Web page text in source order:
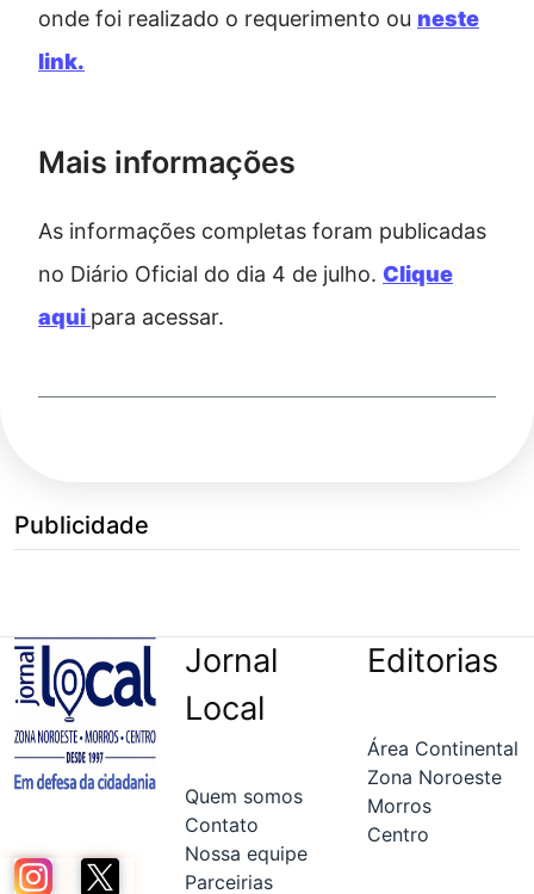
onde foi realizado o requerimento ou neste
link.
Mais informações
As informações completas foram publicadas
no Diário Oficial do dia 4 de julho. Clique
aqui para acessar.
Publicidade
Jornal
Local
Quem somos
Contato
Nossa equipe
Parceirias
Editorias
Área Continental
Zona Noroeste
Morros
Centro